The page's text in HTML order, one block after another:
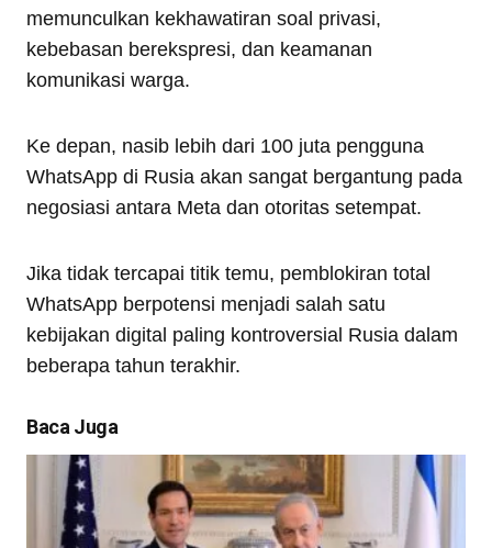
memunculkan kekhawatiran soal privasi,
kebebasan berekspresi, dan keamanan
komunikasi warga.
Ke depan, nasib lebih dari 100 juta pengguna
WhatsApp di Rusia akan sangat bergantung pada
negosiasi antara Meta dan otoritas setempat.
Jika tidak tercapai titik temu, pemblokiran total
WhatsApp berpotensi menjadi salah satu
kebijakan digital paling kontroversial Rusia dalam
beberapa tahun terakhir.
Baca Juga